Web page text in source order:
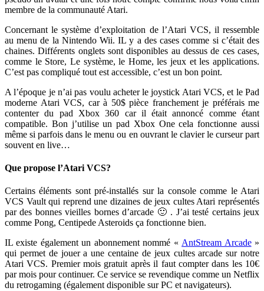
membre de la communauté Atari.
Concernant le système d’exploitation de l’Atari VCS, il ressemble
au menu de la Nintendo Wii. IL y a des cases comme si c’était des
chaines. Différents onglets sont disponibles au dessus de ces cases,
comme le Store, Le système, le Home, les jeux et les applications.
C’est pas compliqué tout est accessible, c’est un bon point.
A l’époque je n’ai pas voulu acheter le joystick Atari VCS, et le Pad
moderne Atari VCS, car à 50$ pièce franchement je préférais me
contenter du pad Xbox 360 car il était annoncé comme étant
compatible. Bon j’utilise un pad Xbox One cela fonctionne aussi
même si parfois dans le menu ou en ouvrant le clavier le curseur part
souvent en live…
Que propose l’Atari VCS?
Certains éléments sont pré-installés sur la console comme le Atari
VCS Vault qui reprend une dizaines de jeux cultes Atari représentés
par des bonnes vieilles bornes d’arcade 🙂 . J’ai testé certains jeux
comme Pong, Centipede Asteroids ça fonctionne bien.
IL existe également un abonnement nommé «AntStream Arcade»
qui permet de jouer a une centaine de jeux cultes arcade sur notre
Atari VCS. Premier mois gratuit après il faut compter dans les 10€
par mois pour continuer. Ce service se revendique comme un Netflix
du retrogaming (également disponible sur PC et navigateurs).